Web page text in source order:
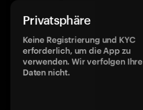
Privatsphäre
Keine Registrierung und KYC
erforderlich, um die App zu
verwenden. Wir verfolgen Ihre
Daten nicht.